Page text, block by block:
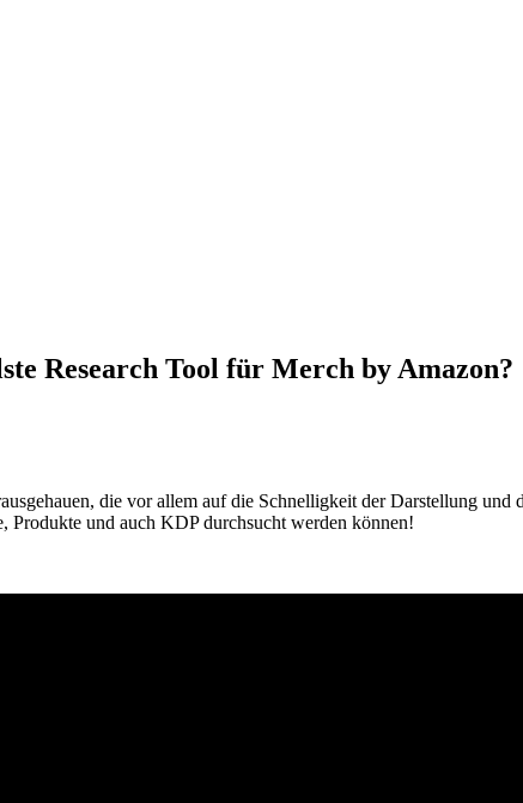
Research Tool für Merch by Amazon?
die vor allem auf die Schnelligkeit der Darstellung
Produkte und auch KDP durchsucht werden können!